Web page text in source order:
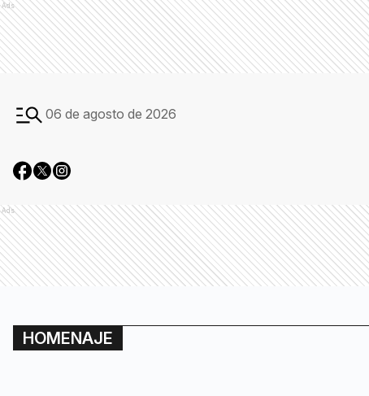
Ads
06 de agosto de 2026
Ads
HOMENAJE